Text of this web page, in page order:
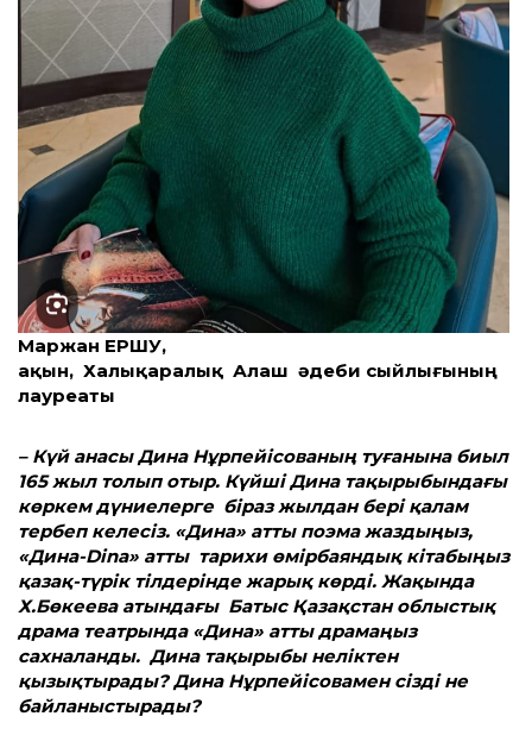
Маржан ЕРШУ,
ақын, Халықаралық Алаш әдеби сыйлығының
лауреаты
– Күй анасы Дина Нұрпейісованың туғанына биыл
165 жыл толып отыр. Күйші Дина тақырыбындағы
көркем дүниелерге біраз жылдан бері қалам
тербеп келесіз. «Дина» атты поэма жаздыңыз,
«Дина-Dina» атты тарихи өмірбаяндық кітабыңыз
қазақ-түрік тілдерінде жарық көрді. Жақында
Х.Бөкеева атындағы Батыс Қазақстан облыстық
драма театрында «Дина» атты драмаңыз
сахналанды. Дина тақырыбы неліктен
қызықтырады? Дина Нұрпейісовамен сізді не
байланыстырады?